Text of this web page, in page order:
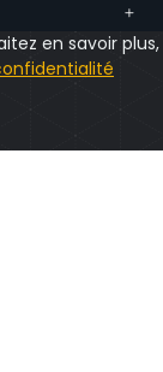
en savoir plus,